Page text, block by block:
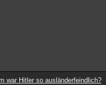
war Hitler so ausländerfeindlich?